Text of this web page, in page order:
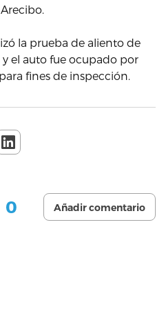
la prueba de aliento de
el auto fue ocupado por
fines de inspección.
0 Añadir comentario